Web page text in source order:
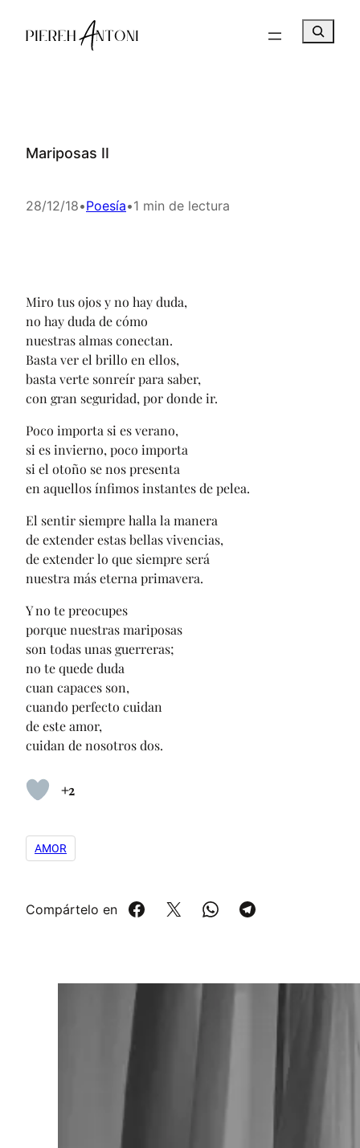
u
Mariposas II
28/12/18•Poesía•1 min de lectura
Miro tus ojos y no hay duda,
no hay duda de cómo
nuestras almas conectan.
Basta ver el brillo en ellos,
basta verte sonreír para saber,
con gran seguridad, por donde ir.
Poco importa si es verano,
si es invierno, poco importa
si el otoño se nos presenta
en aquellos ínfimos instantes de pelea.
El sentir siempre halla la manera
de extender estas bellas vivencias,
de extender lo que siempre será
nuestra más eterna primavera.
Y no te preocupes
porque nuestras mariposas
son todas unas guerreras;
no te quede duda
cuan capaces son,
cuando perfecto cuidan
de este amor,
cuidan de nosotros dos.
+2
AMOR
Compártelo en